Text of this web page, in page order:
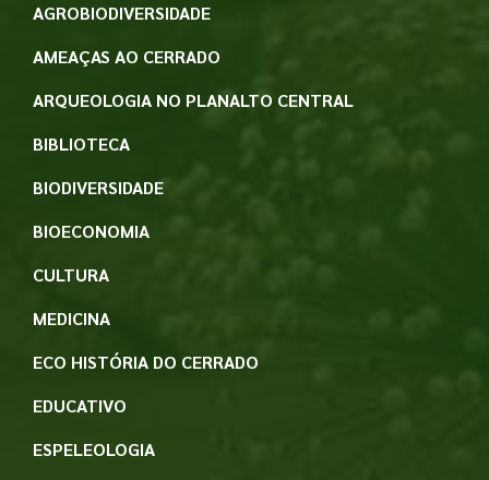
AGROBIODIVERSIDADE
AMEAÇAS AO CERRADO
ARQUEOLOGIA NO PLANALTO CENTRAL
BIBLIOTECA
BIODIVERSIDADE
BIOECONOMIA
CULTURA
MEDICINA
ECO HISTÓRIA DO CERRADO
EDUCATIVO
ESPELEOLOGIA